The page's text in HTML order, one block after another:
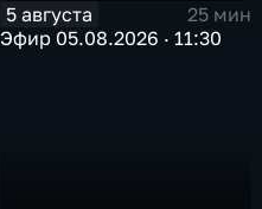
5 августа
25 мин
Эфир 05.08.2026 · 11:30